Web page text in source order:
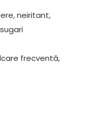
neiritant,
frecventă,